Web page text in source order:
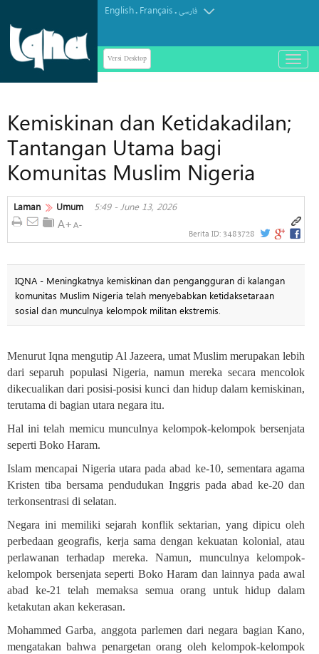
English. Français.فارسی
Versi Desktop
باز
و
Kemiskinan dan Ketidakadilan;
Tantangan Utama bagi
Komunitas Muslim Nigeria
Laman Umum 5:49 - June 13, 2026
Berita ID: 3483728
IQNA - Meningkatnya kemiskinan dan pengangguran di kalangan
komunitas Muslim Nigeria telah menyebabkan ketidaksetaraan
sosial dan munculnya kelompok militan ekstremis.
Menurut Iqna mengutip Al Jazeera, umat Muslim merupakan lebih
dari separuh populasi Nigeria, namun mereka secara mencolok
dikecualikan dari posisi-posisi kunci dan hidup dalam kemiskinan,
terutama di bagian utara negara itu.
Hal ini telah memicu munculnya kelompok-kelompok bersenjata
seperti Boko Haram.
Islam mencapai Nigeria utara pada abad ke-10, sementara agama
Kristen tiba bersama pendudukan Inggris pada abad ke-20 dan
terkonsentrasi di selatan.
Negara ini memiliki sejarah konflik sektarian, yang dipicu oleh
perbedaan geografis, kerja sama dengan kekuatan kolonial, atau
perlawanan terhadap mereka. Namun, munculnya kelompok-
kelompok bersenjata seperti Boko Haram dan lainnya pada awal
abad ke-21 telah memaksa semua orang untuk hidup dalam
ketakutan akan kekerasan.
Mohammed Garba, anggota parlemen dari negara bagian Kano,
mengatakan bahwa penargetan orang oleh kelompok-kelompok